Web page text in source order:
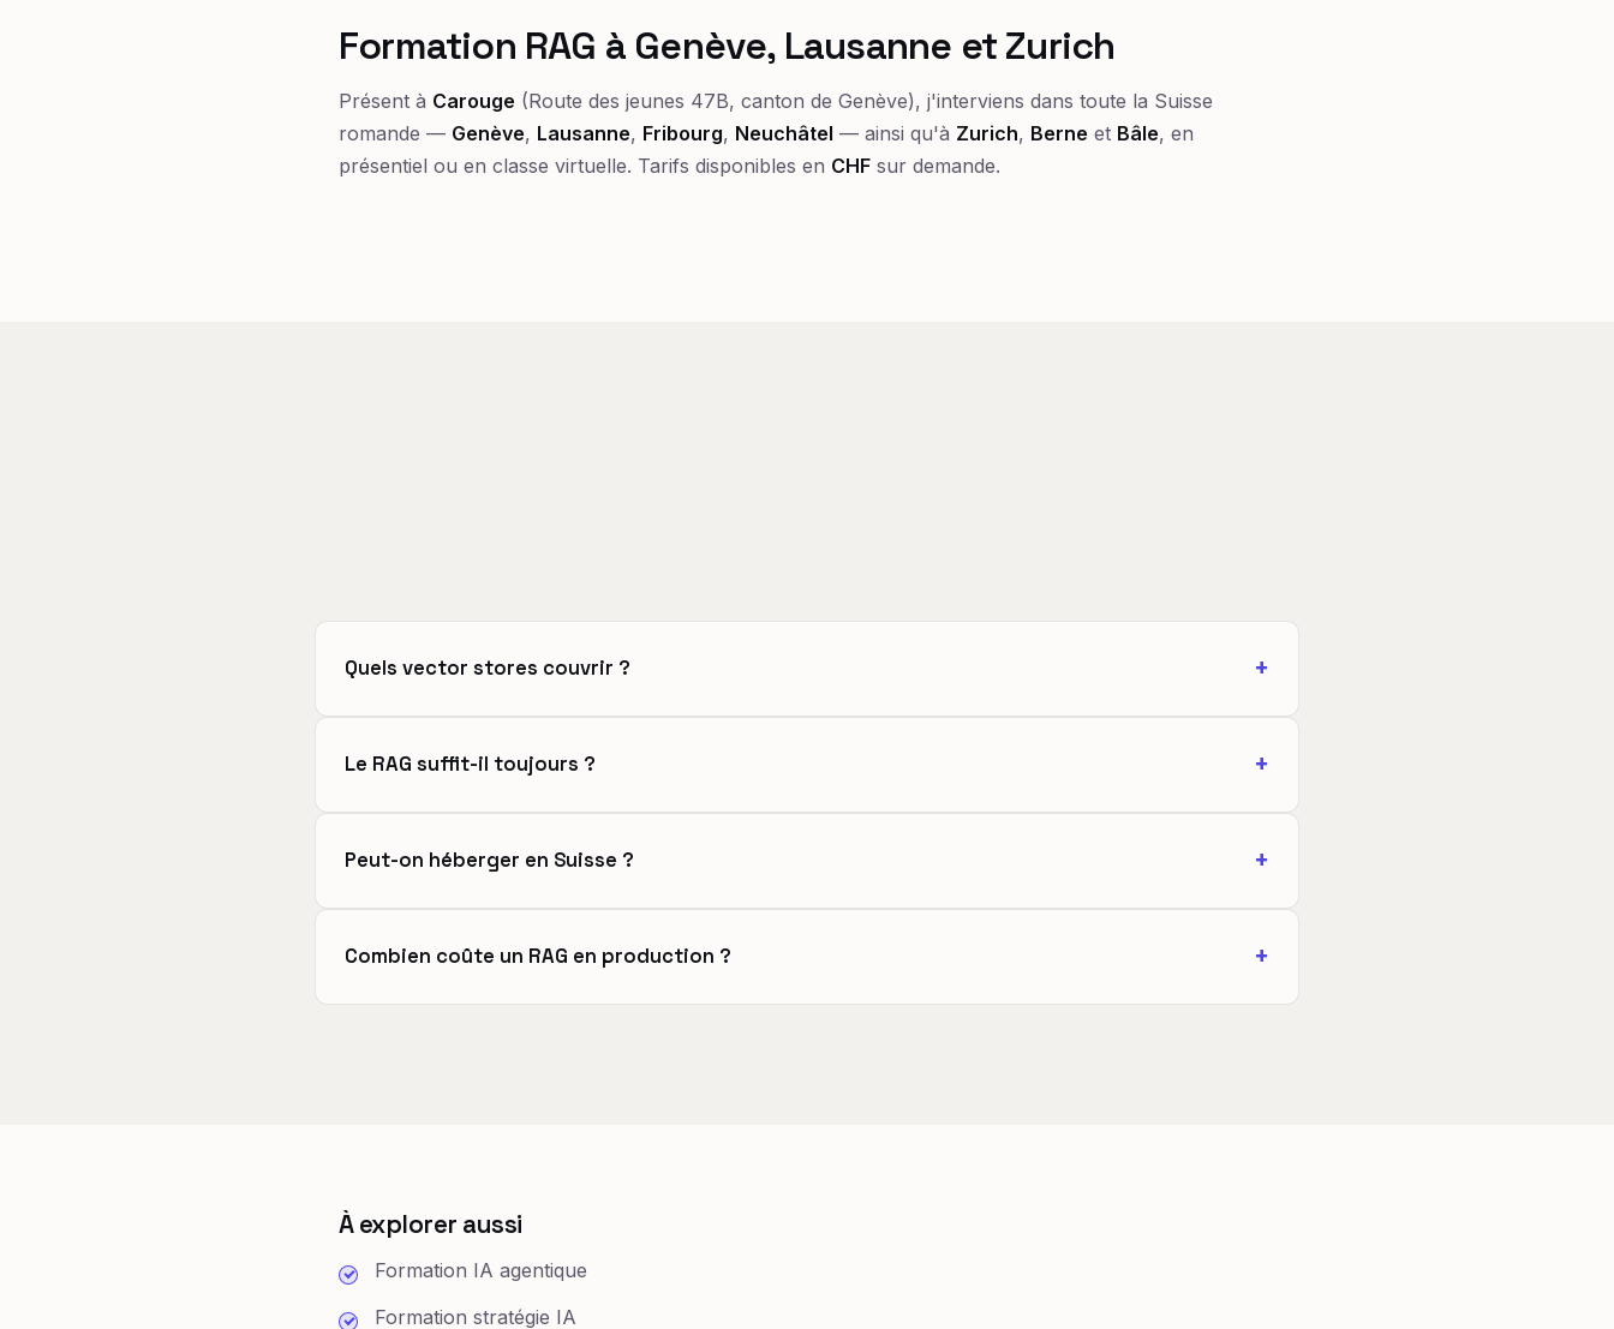
Formation RAG à Genève, Lausanne et Zurich
Présent à Carouge (Route des jeunes 47B, canton de Genève), j'interviens dans toute la Suisse
romande — Genève, Lausanne, Fribourg, Neuchâtel — ainsi qu'à Zurich, Berne et Bâle, en
présentiel ou en classe virtuelle. Tarifs disponibles en CHF sur demande.
Quels vector stores couvrir ?
Le RAG suffit-il toujours ?
Peut-on héberger en Suisse ?
Combien coûte un RAG en production ?
À explorer aussi
Formation IA agentique
Formation stratégie IA